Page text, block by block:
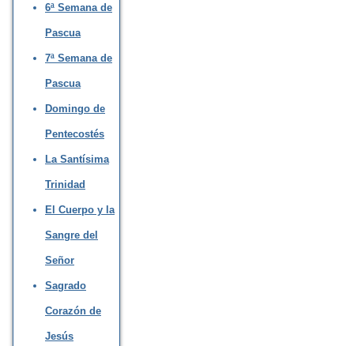
6ª Semana de
Pascua
7ª Semana de
Pascua
Domingo de
Pentecostés
La Santísima
Trinidad
El Cuerpo y la
Sangre del
Señor
Sagrado
Corazón de
Jesús